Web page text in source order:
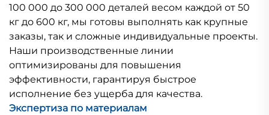
100 000 до 300 000 деталей весом каждой от 50
кг до 600 кг, мы готовы выполнять как крупные
заказы, так и сложные индивидуальные проекты.
Наши производственные линии
оптимизированы для повышения
эффективности, гарантируя быстрое
исполнение без ущерба для качества.
Экспертиза по материалам